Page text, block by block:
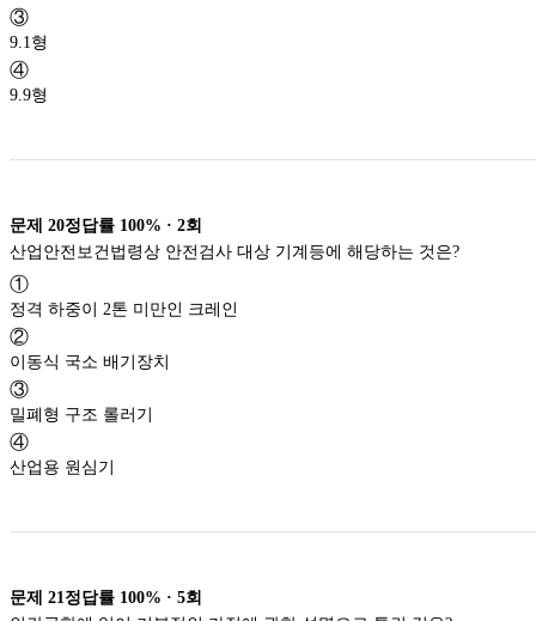
③
9.1형
④
9.9형
문제 20정답률 100% · 2회
산업안전보건법령상 안전검사 대상 기계등에 해당하는 것은?
①
정격 하중이 2톤 미만인 크레인
②
이동식 국소 배기장치
③
밀폐형 구조 롤러기
④
산업용 원심기
문제 21 정답률 100% · 5회